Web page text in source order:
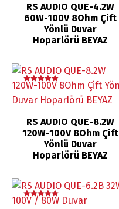
RS AUDIO QUE-4.2W
60W-100V 8Ohm Çift
Yönlü Duvar
Hoparlörü BEYAZ
5 üzerinden
oy aldı
RS AUDIO QUE-8.2W
120W-100V 8Ohm Çift
Yönlü Duvar
Hoparlörü BEYAZ
5 üzerinden